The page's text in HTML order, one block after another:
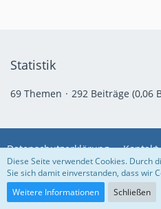
Statistik
69 Themen 292 Beiträge (0,06
Datenschutzerklärung Kontakt
Community-Software:
Diese Seite verwendet Cookies. Durch
Sie sich damit einverstanden, dass wir
Weitere Informationen
Schließen